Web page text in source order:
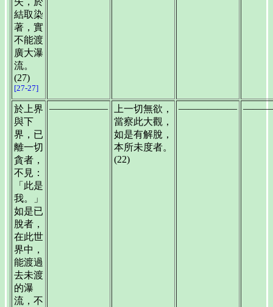
結取染
著，實
不能渡
廣大瀑
流。
(27)
[27-27]
於上界
與下
界，已
離一切
貪者，
不見：
「此是
我。」
如是已
脫者，
在此世
界中，
能渡過
去未渡
的瀑
流，不
——————
上一切無欲，
當察此大觀，
如是有解脫，
本所未度者。
(22)
——————